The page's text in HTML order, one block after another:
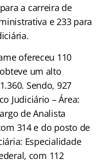
a carreira de
e 233 para
ofereceu 110
um alto
Sendo, 927
Judiciário – Área:
de Analista
314 e do posto de
Especialidade
com 112